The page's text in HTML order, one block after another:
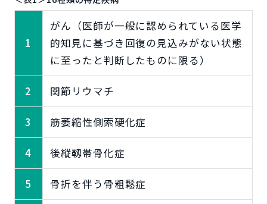
1
がん（医師が一般に認められている医学
的知見に基づき回復の見込みがない状態
に至ったと判断したものに限る）
2 関節リウマチ
3 筋萎縮性側索硬化症
4 後縦靱帯骨化症
5 骨折を伴う骨粗鬆症